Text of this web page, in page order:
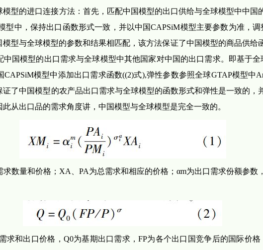
型的进口连接方法：首先，匹配中国模型的出口供给与全球模型中中国
型中，保持出口函数形式一致，并以中国CAPSiM模型主要参数为准，
型与全球模型的参数和结果相匹配，该方法保证了中国模型的商品供给
国模型的出口需求与全球模型中其他国家对中国的出口需求。即基于全
CAPSiM模型中添加出口需求函数((2)式),弹性参数参照全球GTAP模型中
了中国模型的农产品出口需求与全球模型的函数形式和弹性是一致的，
从出口品的需求角度讲，中国模型与全球模型是完全一致的。
数量和价格；XA、PA为总需求和相应的价格；αm为出口需求份额参数
求和出口价格，Q0为基期出口需求，FP为各个出口国竞争后的国际价